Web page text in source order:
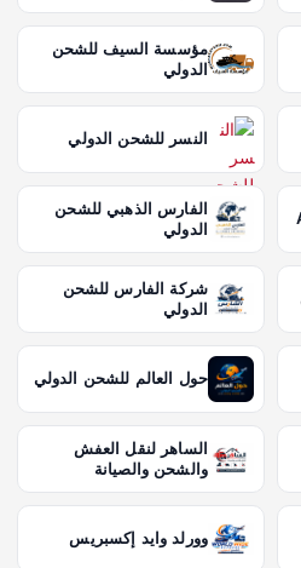
مؤسسة السيف للشحن
الدولي
النسر للشحن الدولي
الفارس الذهبي للشحن
الدولي
شركة الفارس للشحن
الدولي
حول العالم للشحن الدولي
الساهر لنقل العفش
والشحن والصيانة
وورلد وايد إكسبريس